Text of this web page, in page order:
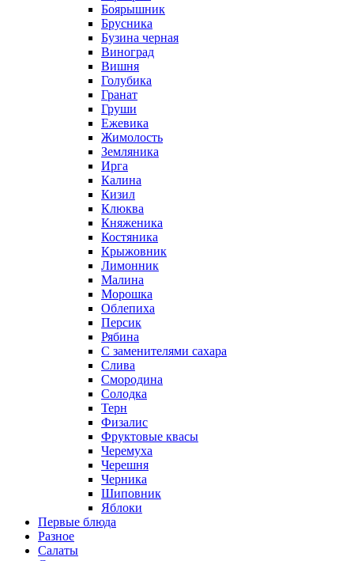
Боярышник
Брусника
Бузина черная
Виноград
Вишня
Голубика
Гранат
Груши
Ежевика
Жимолость
Земляника
Ирга
Калина
Кизил
Клюква
Княженика
Костяника
Крыжовник
Лимонник
Малина
Морошка
Облепиха
Персик
Рябина
С заменителями сахара
Слива
Смородина
Солодка
Терн
Физалис
Фруктовые квасы
Черемуха
Черешня
Черника
Шиповник
Яблоки
Первые блюда
Разное
Салаты